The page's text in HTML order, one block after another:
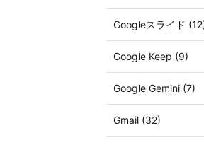
Googleスライド
Google Keep (9)
Google Gemini (7)
Gmail (32)